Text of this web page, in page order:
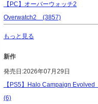
【PC】オーバーウォッチ2
Overwatch2 (3857)
もっと見る
新作
発売日:2026年07月29日
【PS5】Halo Campaign Evolved
(6)